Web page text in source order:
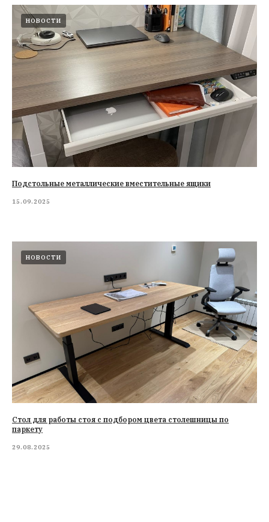
НОВОСТИ
Подстольные металлические вместительные ящики
15.09.2025
НОВОСТИ
Стол для работы стоя с подбором цвета столешницы по
паркету
29.08.2025